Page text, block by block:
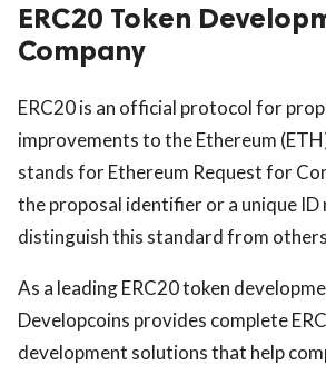
ERC20 Token
Company
ERC20 is an official protocol for
improvements to the Ethereum
stands for Ethereum Request for
the proposal identifier or a unique ID
distinguish this standard from
As a leading ERC20 token
Developcoins provides complete
development solutions that help